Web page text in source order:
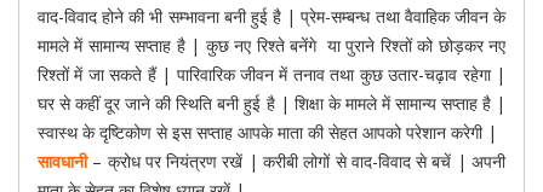
वाद-विवाद होने की भी सम्भावना बनी हुई है | प्रेम-सम्बन्ध तथा वैवाहिक जीवन के
मामले में सामान्य सप्ताह है | कुछ नए रिश्ते बनेंगे या पुराने रिश्तों को छोड़कर नए
रिश्तों में जा सकते हैं | पारिवारिक जीवन में तनाव तथा कुछ उतार-चढ़ाव रहेगा |
घर से कहीं दूर जाने की स्थिति बनी हुई है | शिक्षा के मामले में सामान्य सप्ताह है |
स्वास्थ के दृष्टिकोण से इस सप्ताह आपके माता की सेहत आपको परेशान करेगी |
सावधानी– क्रोध पर नियंत्रण रखें | करीबी लोगों से वाद-विवाद से बचें | अपनी